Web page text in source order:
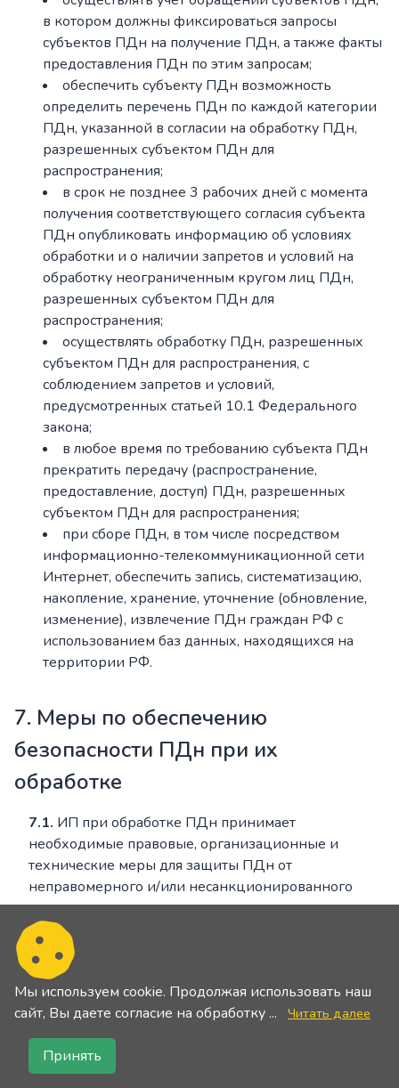
в котором должны фиксироваться запросы
субъектов ПДн на получение ПДн, а также факты
предоставления ПДн по этим запросам;
обеспечить субъекту ПДн возможность
определить перечень ПДн по каждой категории
ПДн, указанной в согласии на обработку ПДн,
разрешенных субъектом ПДн для
распространения;
в срок не позднее 3 рабочих дней с момента
получения соответствующего согласия субъекта
ПДн опубликовать информацию об условиях
обработки и о наличии запретов и условий на
обработку неограниченным кругом лиц ПДн,
разрешенных субъектом ПДн для
распространения;
осуществлять обработку ПДн, разрешенных
субъектом ПДн для распространения, с
соблюдением запретов и условий,
предусмотренных статьей 10.1 Федерального
закона;
в любое время по требованию субъекта ПДн
прекратить передачу (распространение,
предоставление, доступ) ПДн, разрешенных
субъектом ПДн для распространения;
при сборе ПДн, в том числе посредством
информационно-телекоммуникационной сети
Интернет, обеспечить запись, систематизацию,
накопление, хранение, уточнение (обновление,
изменение), извлечение ПДн граждан РФ с
использованием баз данных, находящихся на
территории РФ.
7. Меры по обеспечению
безопасности ПДн при их
обработке
7.1. ИП при обработке ПДн принимает
необходимые правовые, организационные и
технические меры для защиты ПДн от
неправомерного и/или несанкционированного
доступа к ним, уничтожения, изменения,
блокирования, копирования, предоставления,
распространения ПДн, а также от иных
неправомерных действий в отношении ПДн.
7.2.К таким мерам в соответствии с Федеральным
назначение лица, ответственного за
Мы используем cookie. Продолжая использовать наш
cайт, Вы даете согласие на обработку ...
Читать далее
Принять